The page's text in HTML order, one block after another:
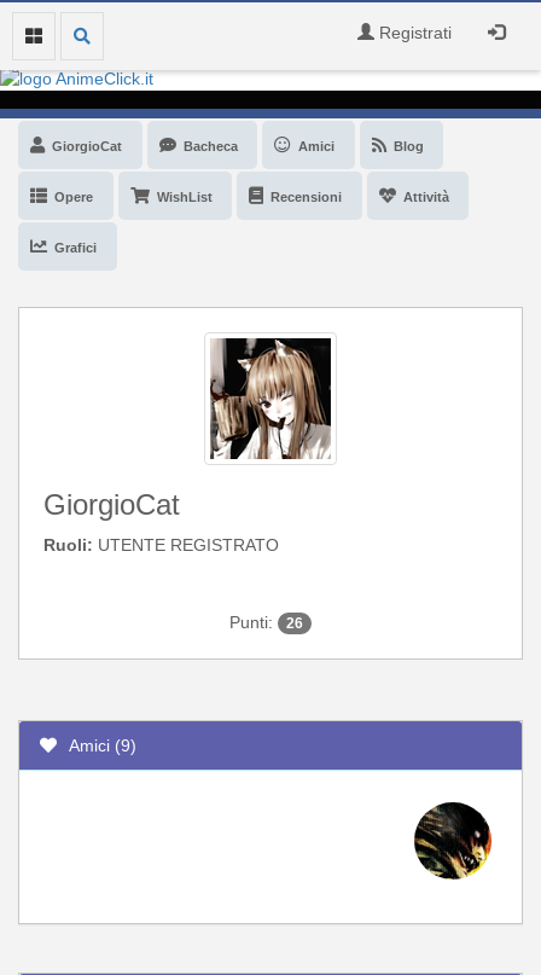
Registrati
GiorgioCat Bacheca Amici Blog
Opere WishList Recensioni Attività
Grafici
GiorgioCat
Ruoli: UTENTE REGISTRATO
Punti: 26
Amici (9)